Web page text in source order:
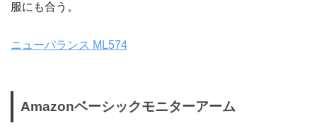
服にも合う。
ニューバランス ML574
Amazonベーシックモニターアーム